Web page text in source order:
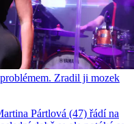
Zradil ji mozek
Pártlová (47) řádí na